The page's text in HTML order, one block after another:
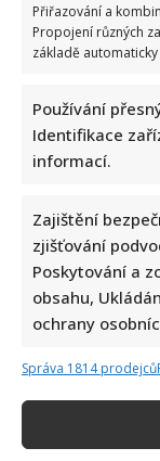
Přiřazování a
Propojení různých
základě
Používání
Identifikace
informací.
Zajištění
zjišťování
Poskytování a
obsahu,
ochrany
Správa 1814 prodejců
Test znalostí
Dagmar Pecková
jí vytkla natáčení